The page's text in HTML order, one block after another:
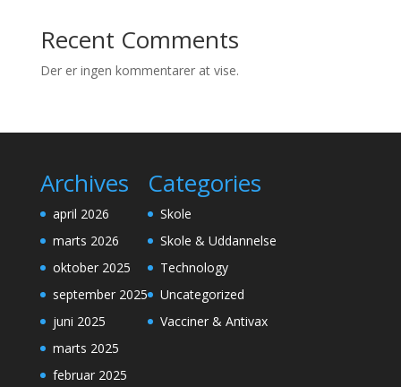
Recent Comments
Der er ingen kommentarer at vise.
Archives
april 2026
marts 2026
oktober 2025
september 2025
juni 2025
marts 2025
februar 2025
Categories
Skole
Skole & Uddannelse
Technology
Uncategorized
Vacciner & Antivax